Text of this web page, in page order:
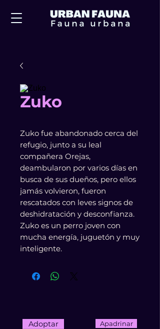
Zuko
Zuko fue abandonado cerca del
refugio, junto a su leal
compañera Orejas,
deambularon por varios días en
busca de sus dueños, pero ellos
jamás volvieron, fueron
rescatados con leves signos de
deshidratación y desconfianza.
Zuko es un perro joven con
mucha energía, juguetón y muy
inteligente.
Adoptar Apadrinar